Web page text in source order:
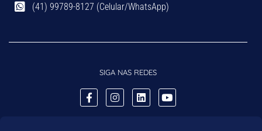
(41) 99789-8127 (Celular/WhatsApp)
SIGA NAS REDES